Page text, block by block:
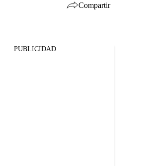
Compartir
PUBLICIDAD